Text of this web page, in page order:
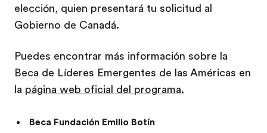
elección, quien presentará tu solicitud al
Gobierno de Canadá.
Puedes encontrar más información sobre la
Beca de Líderes Emergentes de las Américas en
la página web oficial del programa.
Beca Fundación Emilio Botín